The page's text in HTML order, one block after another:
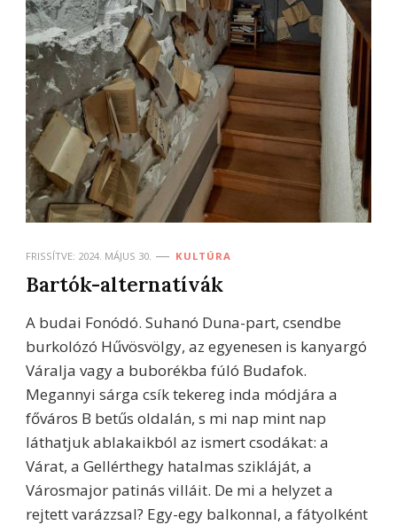
FRISSÍTVE: 2024. MÁJUS 30. KULTÚRA
Bartók-alternatívák
A budai Fonódó. Suhanó Duna-part, csendbe
burkolózó Hűvösvölgy, az egyenesen is kanyargó
Váralja vagy a buborékba fúló Budafok.
Megannyi sárga csík tekereg inda módjára a
főváros B betűs oldalán, s mi nap mint nap
láthatjuk ablakaikból az ismert csodákat: a
Várat, a Gellérthegy hatalmas szikláját, a
Városmajor patinás villáit. De mi a helyzet a
rejtett varázzsal? Egy-egy balkonnal, a fátyolként